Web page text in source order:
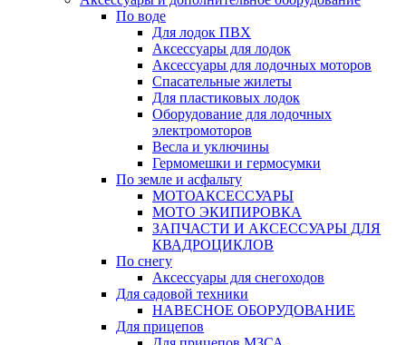
По воде
Для лодок ПВХ
Аксессуары для лодок
Аксессуары для лодочных моторов
Спасательные жилеты
Для пластиковых лодок
Оборудование для лодочных
электромоторов
Весла и уключины
Гермомешки и гермосумки
По земле и асфальту
МОТОАКСЕССУАРЫ
МОТО ЭКИПИРОВКА
ЗАПЧАСТИ И АКСЕССУАРЫ ДЛЯ
КВАДРОЦИКЛОВ
По снегу
Аксессуары для снегоходов
Для садовой техники
НАВЕСНОЕ ОБОРУДОВАНИЕ
Для прицепов